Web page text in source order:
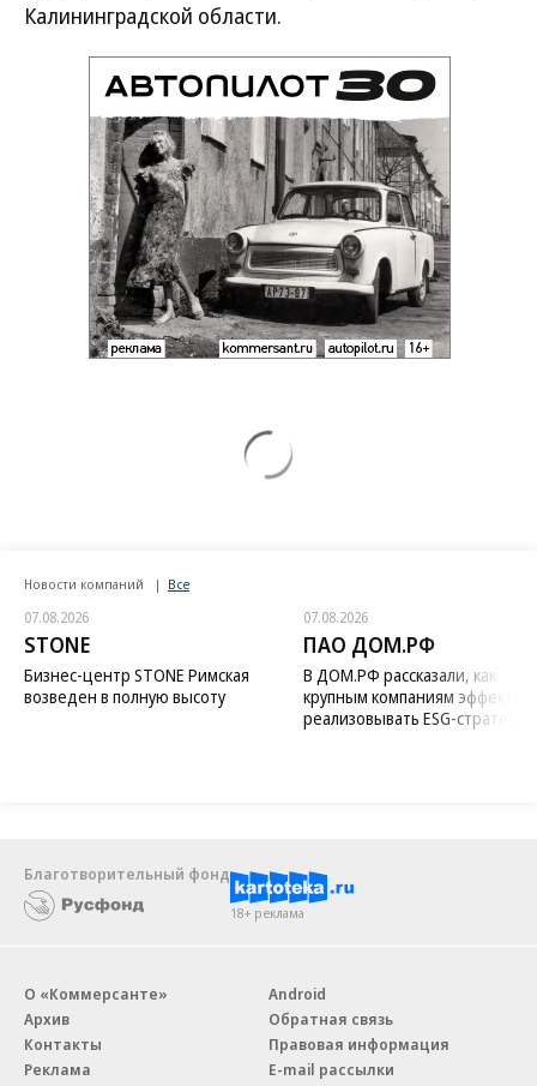
Калининградской области.
Новости компаний Все
07.08.2026
STONE
Бизнес-центр STONE Римская
возведен в полную высоту
07.08.2026
ПАО ДОМ.РФ
В ДОМ.РФ рассказали, как
крупным компаниям
реализовывать ESG-стратегию
Благотворительный фонд
18+ реклама
О «Коммерсанте»
Архив
Контакты
Реклама
Android
Обратная связь
Правовая информация
E-mail рассылки